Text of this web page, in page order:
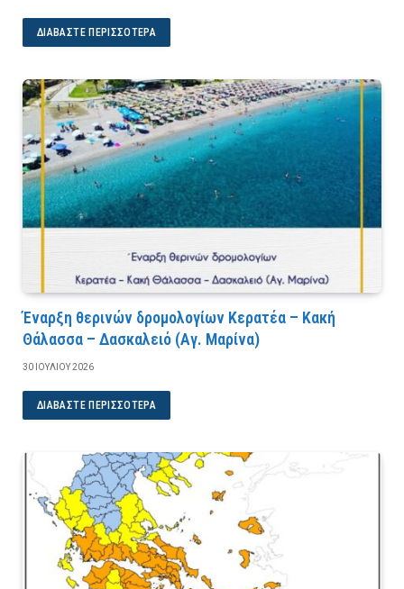
ΔΙΑΒΆΣΤΕ ΠΕΡΙΣΣΌΤΕΡΑ
Έναρξη θερινών δρομολογίων Κερατέα – Κακή
Θάλασσα – Δασκαλειό (Αγ. Μαρίνα)
30 ΙΟΥΛΊΟΥ 2026
ΔΙΑΒΆΣΤΕ ΠΕΡΙΣΣΌΤΕΡΑ